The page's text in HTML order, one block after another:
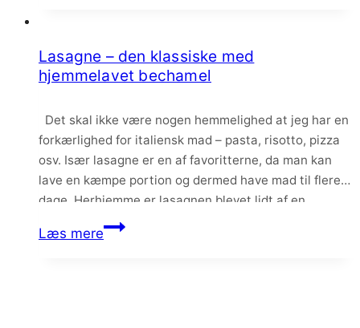
og
Lasagne – den klassiske med
hjemmelavet bechamel
Det skal ikke være nogen hemmelighed at jeg har en
forkærlighed for italiensk mad – pasta, risotto, pizza
osv. Især lasagne er en af favoritterne, da man kan
lave en kæmpe portion og dermed have mad til flere
dage. Herhjemme er lasagnen blevet lidt af en
søndagsret, da jeg kan lave kødsovsen i god…
Læs mereLasagne